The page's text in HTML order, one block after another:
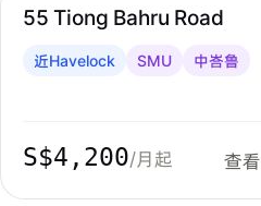
55 Tiong Bahru Road
近Havelock SMU 中峇鲁
S$4,200/月起
查看
中峇鲁 & 红山